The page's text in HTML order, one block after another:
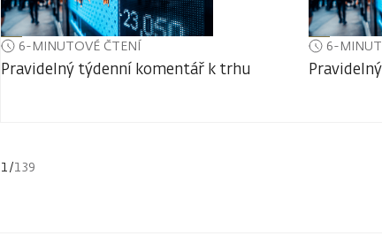
6-MINUTOVÉ ČTENÍ
Pravidelný týdenní komentář k trhu
6-
1 /139